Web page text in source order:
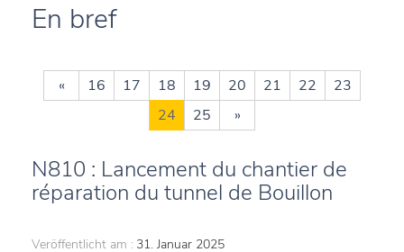
En bref
« 16 17 18 19 20 21 22
23
24
25 »
N810 : Lancement du chantier de
réparation du tunnel de Bouillon
Veröffentlicht am : 31. Januar 2025